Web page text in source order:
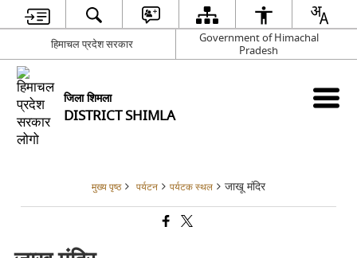
हिमाचल प्रदेश सरकार
Government of Himachal
Pradesh
जिला शिमला
DISTRICT SHIMLA
मुख्य पृष्ठ पर्यटन पर्यटक स्थल जाखू मंदिर